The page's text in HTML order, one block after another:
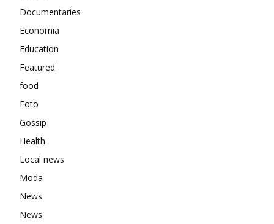
Documentaries
Economia
Education
Featured
food
Foto
Gossip
Health
Local news
Moda
News
News